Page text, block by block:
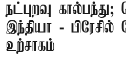
நட்புறவு
இந்தியா - பிரேசில்
உற்சாகம்